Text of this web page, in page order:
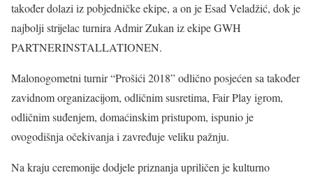
također dolazi iz pobjedničke ekipe, a on je Esad Veladžić, dok je
najbolji strijelac turnira Admir Zukan iz ekipe GWH
PARTNERINSTALLATIONEN.
Malonogometni turnir “Prošići 2018” odlično posjećen sa također
zavidnom organizacijom, odličnim susretima, Fair Play igrom,
odličnim suđenjem, domaćinskim pristupom, ispunio je
ovogodišnja očekivanja i zavređuje veliku pažnju.
Na kraju ceremonije dodjele priznanja upriličen je kulturno